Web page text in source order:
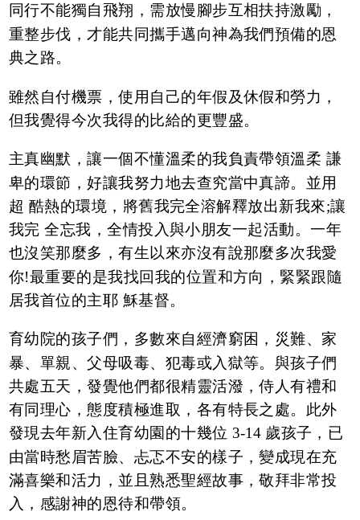
同行不能獨自飛翔，需放慢腳步互相扶持激勵，
重整步伐，才能共同攜手邁向神為我們預備的恩
典之路。
雖然自付機票，使用自己的年假及休假和勞力，
但我覺得今次我得的比給的更豐盛。
主真幽默，讓一個不懂溫柔的我負責帶領溫柔 謙
卑的環節，好讓我努力地去查究當中真諦。並用
超 酷熱的環境，將舊我完全溶解釋放出新我來;讓
我完 全忘我，全情投入與小朋友一起活動。一年
也沒笑那麼多，有生以來亦沒有說那麼多次我愛
你!最重要的是我找回我的位置和方向，緊緊跟隨
居我首位的主耶 穌基督。
育幼院的孩子們，多數來自經濟窮困，災難、家
暴、單親、父母吸毒、犯毒或入獄等。與孩子們
共處五天，發覺他們都很精靈活潑，侍人有禮和
有同理心，態度積極進取，各有特長之處。此外
發現去年新入住育幼園的十幾位 3-14 歲孩子，已
由當時愁眉苦臉、忐忑不安的樣子，變成現在充
滿喜樂和活力，並且熟悉聖經故事，敬拜非常投
入，感謝神的恩待和帶領。